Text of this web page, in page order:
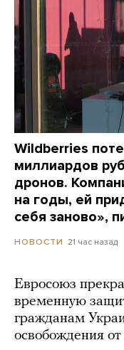
Wildberries
миллиардов
дронов.
на годы, ей
себя заново»,
НОВОСТИ 21 час назад
Евросоюз
временную
гражданам
освобождения